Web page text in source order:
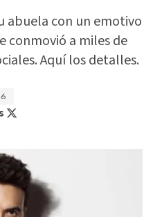
abuela con un emotivo
conmovió a miles de
Aquí los detalles.